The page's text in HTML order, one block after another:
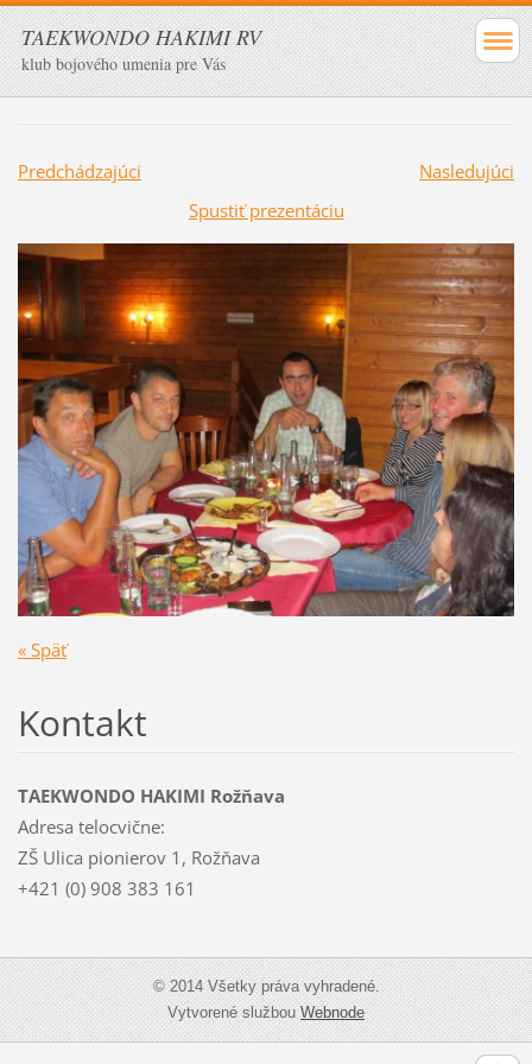
TAEKWONDO HAKIMI RV
klub bojového umenia pre Vás
Predchádzajúci
Nasledujúci
Spustiť prezentáciu
« Späť
Kontakt
TAEKWONDO HAKIMI Rožňava
Adresa telocvične:
ZŠ Ulica pionierov 1, Rožňava
+421 (0) 908 383 161
© 2014 Všetky práva vyhradené.
Vytvorené službouWebnode